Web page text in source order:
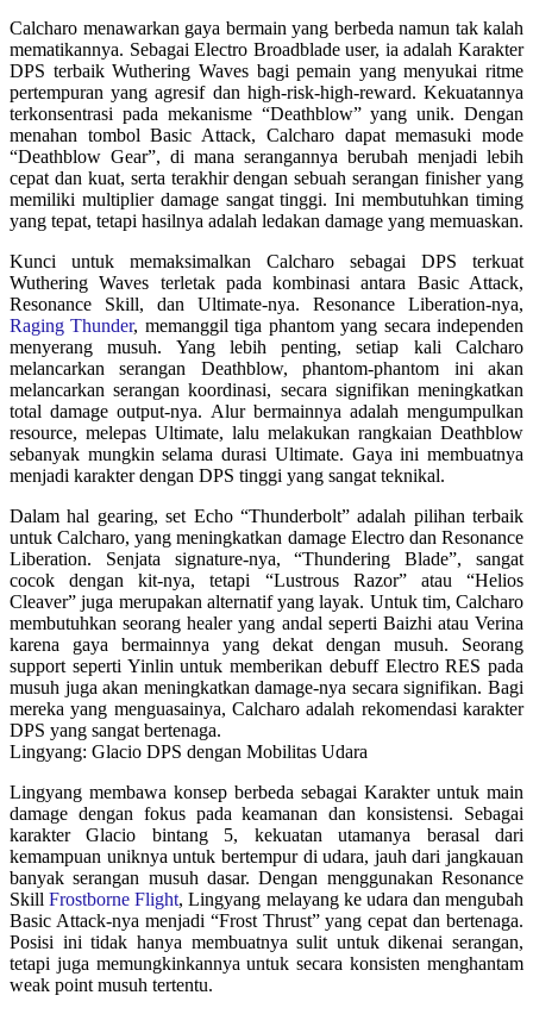
Calcharo menawarkan gaya bermain yang berbeda namun tak kalah
mematikannya. Sebagai Electro Broadblade user, ia adalah Karakter
DPS terbaik Wuthering Waves bagi pemain yang menyukai ritme
pertempuran yang agresif dan high-risk-high-reward. Kekuatannya
terkonsentrasi pada mekanisme “Deathblow” yang unik. Dengan
menahan tombol Basic Attack, Calcharo dapat memasuki mode
“Deathblow Gear”, di mana serangannya berubah menjadi lebih
cepat dan kuat, serta terakhir dengan sebuah serangan finisher yang
memiliki multiplier damage sangat tinggi. Ini membutuhkan timing
yang tepat, tetapi hasilnya adalah ledakan damage yang memuaskan.
Kunci untuk memaksimalkan Calcharo sebagai DPS terkuat
Wuthering Waves terletak pada kombinasi antara Basic Attack,
Resonance Skill, dan Ultimate-nya. Resonance Liberation-nya,
Raging Thunder, memanggil tiga phantom yang secara independen
menyerang musuh. Yang lebih penting, setiap kali Calcharo
melancarkan serangan Deathblow, phantom-phantom ini akan
melancarkan serangan koordinasi, secara signifikan meningkatkan
total damage output-nya. Alur bermainnya adalah mengumpulkan
resource, melepas Ultimate, lalu melakukan rangkaian Deathblow
sebanyak mungkin selama durasi Ultimate. Gaya ini membuatnya
menjadi karakter dengan DPS tinggi yang sangat teknikal.
Dalam hal gearing, set Echo “Thunderbolt” adalah pilihan terbaik
untuk Calcharo, yang meningkatkan damage Electro dan Resonance
Liberation. Senjata signature-nya, “Thundering Blade”, sangat
cocok dengan kit-nya, tetapi “Lustrous Razor” atau “Helios
Cleaver” juga merupakan alternatif yang layak. Untuk tim, Calcharo
membutuhkan seorang healer yang andal seperti Baizhi atau Verina
karena gaya bermainnya yang dekat dengan musuh. Seorang
support seperti Yinlin untuk memberikan debuff Electro RES pada
musuh juga akan meningkatkan damage-nya secara signifikan. Bagi
mereka yang menguasainya, Calcharo adalah rekomendasi karakter
DPS yang sangat bertenaga.
Lingyang: Glacio DPS dengan Mobilitas Udara
Lingyang membawa konsep berbeda sebagai Karakter untuk main
damage dengan fokus pada keamanan dan konsistensi. Sebagai
karakter Glacio bintang 5, kekuatan utamanya berasal dari
kemampuan uniknya untuk bertempur di udara, jauh dari jangkauan
banyak serangan musuh dasar. Dengan menggunakan Resonance
SkillFrostborne Flight, Lingyang melayang ke udara dan mengubah
Basic Attack-nya menjadi “Frost Thrust” yang cepat dan bertenaga.
Posisi ini tidak hanya membuatnya sulit untuk dikenai serangan,
tetapi juga memungkinkannya untuk secara konsisten menghantam
weak point musuh tertentu.